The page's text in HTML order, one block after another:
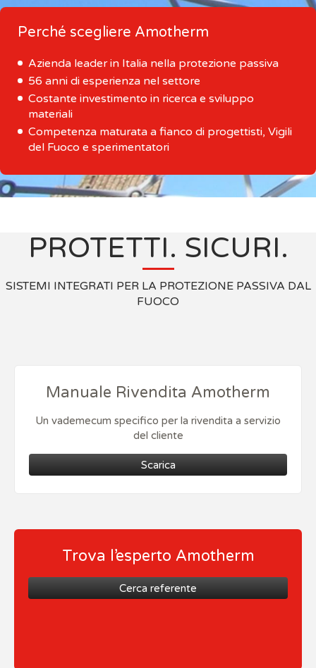
Perché scegliere Amotherm
Azienda leader in Italia nella protezione passiva
56 anni di esperienza nel settore
Costante investimento in ricerca e sviluppo
materiali
Competenza maturata a fianco di progettisti, Vigili
del Fuoco e sperimentatori
PROTETTI. SICURI.
SISTEMI INTEGRATI PER LA PROTEZIONE PASSIVA DAL
FUOCO
Manuale Rivendita Amotherm
Un vademecum specifico per la rivendita a servizio
del cliente
Scarica
Trova l’esperto Amotherm
Cerca referente